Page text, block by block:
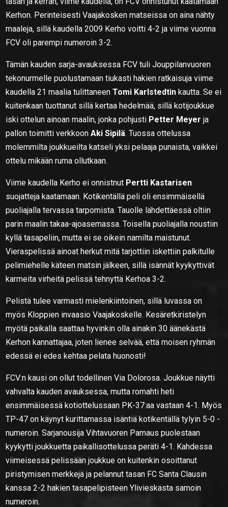
Kerhon. Perinteisesti Vaajakosken matseissa on aina nähty
maaleja, sillä kaudella 2009 Kerho voitti 4-2 ja viime vuonna
FCV oli parempi numeroin 3-2.
Tämän kauden sarja-avauksessa FCV tuli Jouppilanvuoren
tekonurmelle puolustamaan tiukasti hakien ratkaisuja viime
kaudella 21 maalia tulittaneenTomi Karlstedtinkautta. Se ei
kuitenkaan tuottanut sillä kertaa hedelmää, sillä kotijoukkue
iski ottelun ainoan maalin, jonka pohjusti Petter Meyer ja
pallon toimitti verkkoonAki Sipilä. Tuossa ottelussa
molemmilta joukkueilta katseli yksi pelaaja punaista, vaikkei
ottelu mikään ruma ollutkaan.
Viime kaudella Kerho ei onnistnut Pertti Kastarisen
suojatteja kaatamaan. Kotikentällä peli oli ensimmäisellä
puoliajalla tervassa tarpomista. Tauolle lähdettäessä oltiin
parin maalin takaa-ajoasemassa. Toisella puoliajalla noustiin
kyllä tasapeliin, mutta ei se oikein namilta maistunut.
Vieraspelissä ainoat herkut mitä tarjottiin iskettiin palkitulle
pelimiehelle käteen matsin jälkeen, sillä isännät kyykyttivät
karmeita virheitä pelissä tehnyttä Kerhoa 3-2.
Pelistä tulee varmasti mielenkiintoinen, sillä luvassa on
myös Kloppien invaasio Vaajakoskelle. Kesäretkiristelyn
myötä paikalla saattaa hyvinkin olla ainakin 30 äänekästä
Kerhon kannattajaa, joten lienee selvää, että moisen ryhmän
edessä ei edes kehtaa pelata huonosti!
FCV:n kausi on ollut todellinen Via Dolorosa. Joukkue näytti
vahvalta kauden avauksessa, mutta romahti heti
ensimmäisessä kotiottelussaan PK-37:aa vastaan 4-1. Myös
TP-47 on käynyt kurittamassa isäntiä kotikentällä tylyin 5-0 -
numeroin. Sarjanousija Vihtavuoren Pamaus puolestaan
kyykytti joukkuetta paikallisottelussa peräti 4-1. Kahdessa
viimeisessä pelissään joukkue on kuitenkin osoittanut
piristymisen merkkejä ja pelannut tasan FC Santa Clausin
kanssa 2-2 hakien tasapelipisteen Ylivieskasta samoin
numeroin.